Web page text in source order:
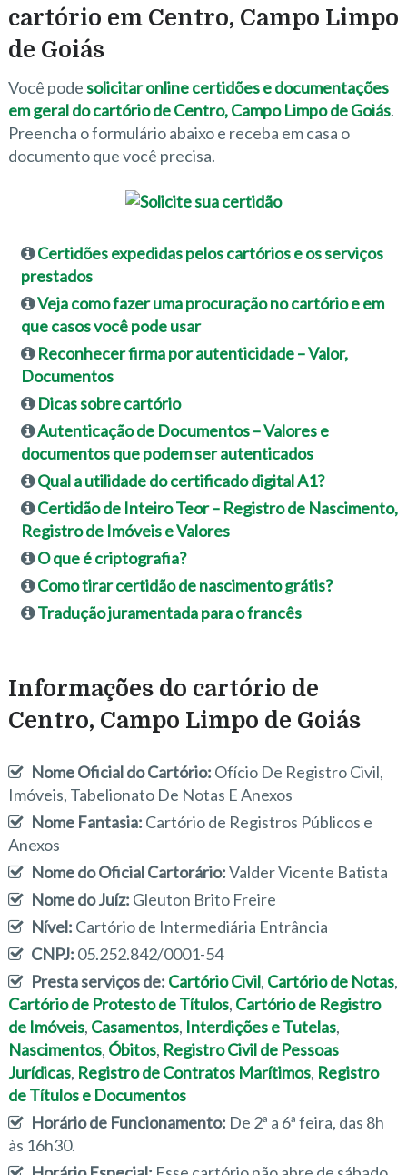
cartório em Centro, Campo Limpo
de Goiás
Você podesolicitar online certidões e documentações
em geral do cartório de Centro, Campo Limpo de Goiás.
Preencha o formulário abaixo e receba em casa o
documento que você precisa.
Certidões expedidas pelos cartórios e os serviços
prestados
Veja como fazer uma procuração no cartório e em
que casos você pode usar
Reconhecer firma por autenticidade – Valor,
Documentos
Dicas sobre cartório
Autenticação de Documentos – Valores e
documentos que podem ser autenticados
Qual a utilidade do certificado digital A1?
Certidão de Inteiro Teor – Registro de Nascimento,
Registro de Imóveis e Valores
O que é criptografia?
Como tirar certidão de nascimento grátis?
Tradução juramentada para o francês
Informações do cartório de
Centro, Campo Limpo de Goiás
Nome Oficial do Cartório: Ofício De Registro Civil,
Imóveis, Tabelionato De Notas E Anexos
Nome Fantasia: Cartório de Registros Públicos e
Anexos
Nome do Oficial Cartorário:Valder Vicente Batista
Nome do Juíz: Gleuton Brito Freire
Nível: Cartório de Intermediária Entrância
CNPJ: 05.252.842/0001-54
Presta serviços de: Cartório Civil, Cartório de Notas,
Cartório de Protesto de Títulos, Cartório de Registro
de Imóveis, Casamentos, Interdições e Tutelas,
Nascimentos, Óbitos, Registro Civil de Pessoas
Jurídicas, Registro de Contratos Marítimos, Registro
de Títulos e Documentos
Horário de Funcionamento: De 2ª a 6ª feira, das 8h
às 16h30.